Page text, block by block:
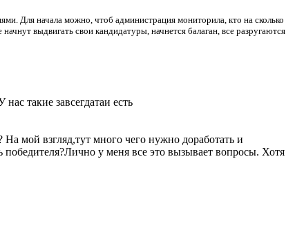
Для начала можно, чтоб администрация мониторила, кто на сколько
выдвигать свои кандидатуры, начнется балаган, все разругаются
такие завсегдатаи есть
мой взгляд,тут много чего нужно доработать и
победителя?Лично у меня все это вызывает вопросы. Хотя